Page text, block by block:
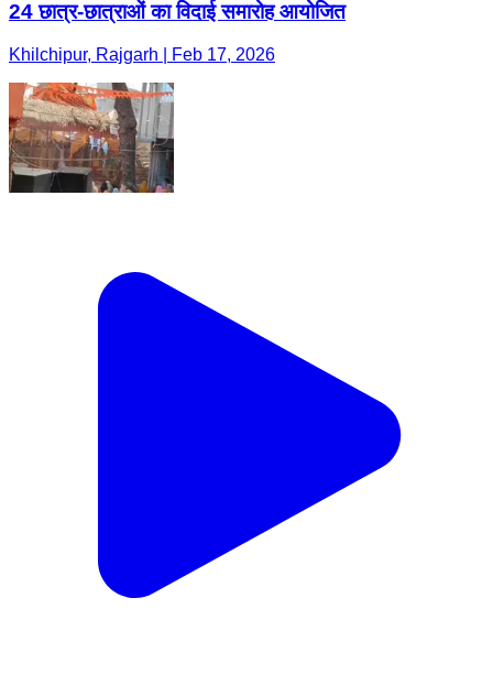
24 छात्र-छात्राओं का विदाई समारोह आयोजित
Khilchipur, Rajgarh | Feb 17, 2026